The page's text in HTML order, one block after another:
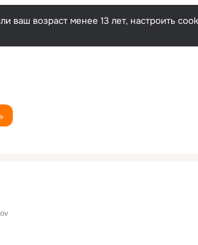
ваш возраст менее 13 лет, настроить